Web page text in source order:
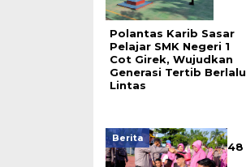
Polantas Karib Sasar
Pelajar SMK Negeri 1
Cot Girek, Wujudkan
Generasi Tertib Berlalu
Lintas
Berita
48